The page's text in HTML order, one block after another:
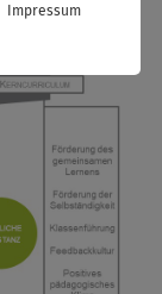
Impressum